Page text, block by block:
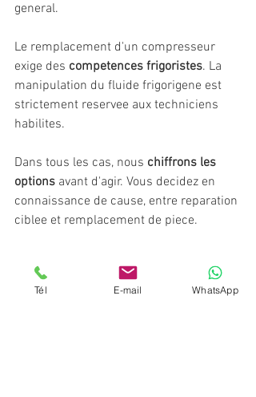
general.
Le remplacement d'un compresseur
exige des competences frigoristes. La
manipulation du fluide frigorigene est
strictement reservee aux techniciens
habilites.
Dans tous les cas, nous chiffrons les
options avant d'agir. Vous decidez en
connaissance de cause, entre reparation
ciblee et remplacement de piece.
Prevenir les pannes
Tél E-mail WhatsApp